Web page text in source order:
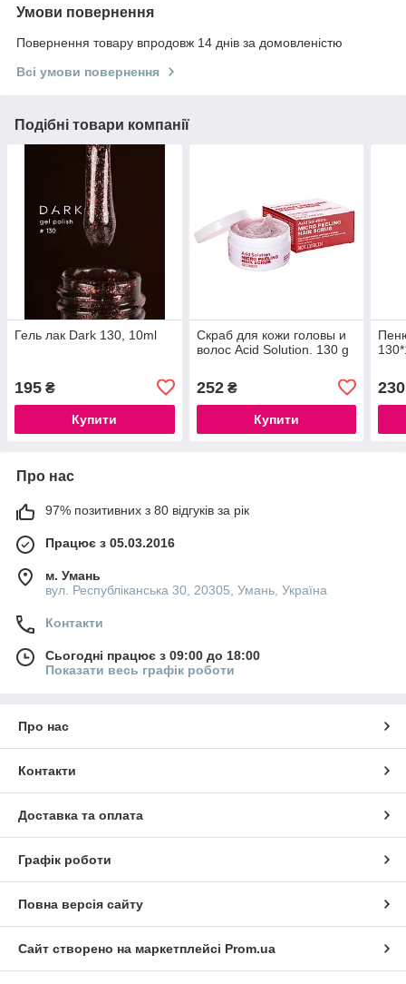
Умови повернення
Повернення товару впродовж 14 днів за домовленістю
Всі умови повернення
Подібні товари компанії
Гель лак Dark 130, 10ml
195 ₴
Купити
Скраб для кожи головы и
волос Acid Solution. 130 g
252₴
Купити
230
Про нас
97% позитивних з 80 відгуків за рік
Працює з 05.03.2016
м. Умань
вул. Республіканська 30, 20305, Умань, Україна
Контакти
Сьогодні працює з 09:00 до 18:00
Показати весь графік роботи
Про нас
Контакти
Доставка та оплата
Графік роботи
Повна версія сайту
Сайт створено на маркетплейсі Prom.ua